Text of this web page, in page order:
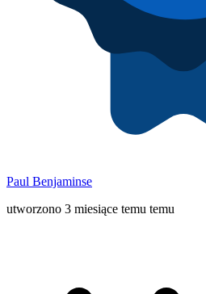
Paul Benjaminse
utworzono 3 miesiące temu temu